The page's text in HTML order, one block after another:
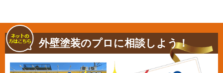
外壁塗装のプロに相談しよう！